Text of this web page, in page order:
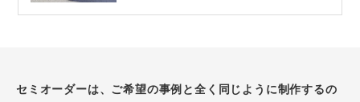
セミオーダーは、ご希望の事例と全く同じように制作するの